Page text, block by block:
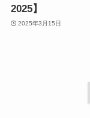
2025】
2025年3月15日